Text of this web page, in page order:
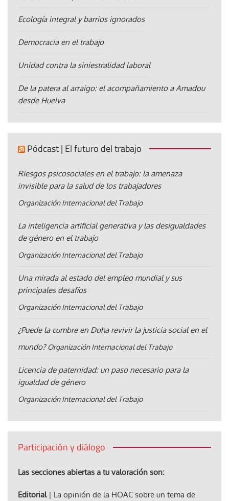
Ecología integral y barrios ignorados
Democracia en el trabajo
Unidad contra la siniestralidad laboral
De la patera al arraigo: el acompañamiento a Amadou
desde Huelva
Pódcast | El futuro del trabajo
Riesgos psicosociales en el trabajo: la amenaza
invisible para la salud de los trabajadores
Organización Internacional del Trabajo
La inteligencia artificial generativa y las desigualdades
de género en el trabajo
Organización Internacional del Trabajo
Una mirada al estado del empleo mundial y sus
principales desafíos
Organización Internacional del Trabajo
¿Puede la cumbre en Doha revivir la justicia social en el
mundo? Organización Internacional del Trabajo
Licencia de paternidad: un paso necesario para la
igualdad de género
Organización Internacional del Trabajo
Participación y diálogo
Las secciones abiertas a tu valoración son:
Editorial| La opinión de la HOAC sobre un tema de